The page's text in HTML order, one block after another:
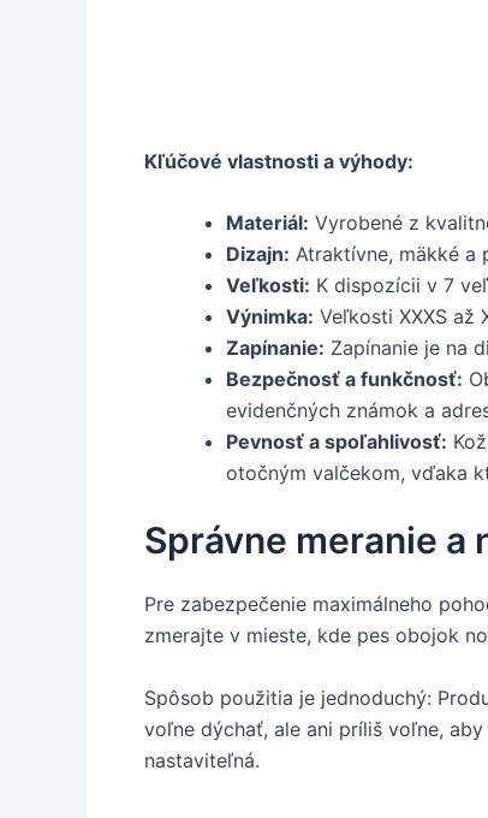
Kľúčové vlastnosti a výhody:
Materiál: Vyrobené z
Dizajn: Atraktívne, mäkké a
Veľkosti: K dispozícii v 7
Výnimka: Veľkosti XXXS až
Zapínanie: Zapínanie je na
Bezpečnosť a funkčnosť:
evidenčných známok a
Pevnosť a spoľahlivosť:
otočným valčekom, vďaka
Správne meranie a
Pre zabezpečenie maximálneho
zmerajte v mieste, kde pes obojok
Spôsob použitia je jednoduchý:
voľne dýchať, ale ani príliš voľne,
nastaviteľná.